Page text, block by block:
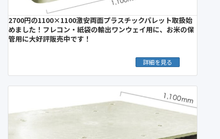
2700円の1100×1100激安両面プラスチックパレット取扱始
めました！フレコン・紙袋の輸出ワンウェイ用に、お米の保
管用に大好評販売中です！
詳細を見る